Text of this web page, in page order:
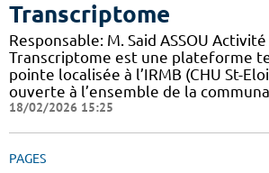
Transcriptome
Responsable: M. Said ASSOU
Transcriptome est une plateforme
pointe localisée à l’IRMB (CHU St-
ouverte à l’ensemble de la
18/02/2026 15:25
PAGES